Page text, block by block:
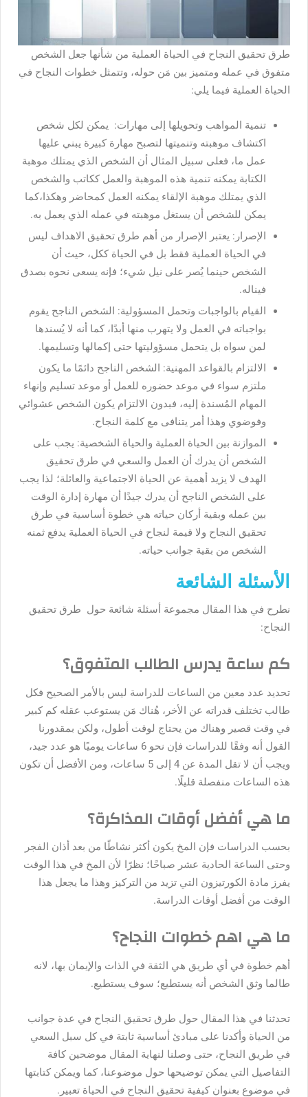
طرق تحقيق النجاح في الحياة العملية من شأنها جعل الشخص
متفوق في عمله ومتميز بين مَن حوله، وتتمثل خطوات النجاح في
الحياة العملية فيما يلي:
تنمية المواهب وتحويلها إلى مهارات: يمكن لكل شخص
اكتشاف موهبته وتنميتها لتصبح مهارة كبيرة يبني عليها
عمل ما، فعلى سبيل المثال أن الشخص الذي يمتلك موهبة
الكتابة يمكنه تنمية هذه الموهبة والعمل ككاتب والشخص
الذي يمتلك موهبة الإلقاء يمكنه العمل كمحاضر وهكذا،كما
يمكن للشخص أن يستغل موهبته في عمله الذي يعمل به.
الإصرار: يعتبر الإصرار من أهم طرق تحقيق الاهداف ليس
في الحياة العملية فقط بل في الحياة ككل، حيث أن
الشخص حينما يُصر على نيل شيء؛ فإنه يسعى نحوه بصدق
فيناله.
القيام بالواجبات وتحمل المسؤولية: الشخص الناجح يقوم
بواجباته في العمل ولا يتهرب منها أبدًا، كما أنه لا يُسندها
لمن سواه بل يتحمل مسؤوليتها حتى إكمالها وتسليمها.
الالتزام بالقواعد المهنية: الشخص الناجح دائمًا ما يكون
ملتزم سواء في موعد حضوره للعمل أو موعد تسليم وإنهاء
المهام المُسندة إليه، فبدون الالتزام يكون الشخص عشوائي
وفوضوي وهذا أمر يتنافى مع كلمة النجاح.
الموازنة بين الحياة العملية والحياة الشخصية: يجب على
الشخص أن يدرك أن العمل والسعي في طرق تحقيق
الهدف لا يزيد أهمية عن الحياة الاجتماعية والعائلة؛ لذا يجب
على الشخص الناجح أن يدرك جيدًا أن مهارة إدارة الوقت
بين عمله وبقية أركان حياته هي خطوة أساسية في طرق
تحقيق النجاح ولا قيمة لنجاح في الحياة العملية يدفع ثمنه
الشخص من بقية جوانب حياته.
الأسئلة الشائعة
نطرح في هذا المقال مجموعة أسئلة شائعة حول طرق تحقيق
النجاح:
كم ساعة يدرس الطالب المتفوق؟
تحديد عدد معين من الساعات للدراسة ليس بالأمر الصحيح فكل
طالب تختلف قدراته عن الأخر، هُناك مَن يستوعب عقله كم كبير
في وقت قصير وهناك من يحتاج لوقت أطول، ولكن بمقدورنا
القول أنه وفقًا للدراسات فإن نحو 6 ساعات يوميًا هو عدد جيد،
ويجب أن لا تقل المدة عن 4 إلى 5 ساعات، ومن الأفضل أن تكون
هذه الساعات منفصلة قليلًا.
ما هي أفضل أوقات المذاكرة؟
بحسب الدراسات فإن المخ يكون أكثر نشاطًا من بعد أذان الفجر
وحتى الساعة الحادية عشر صباحًا؛ نظرًا لأن المخ في هذا الوقت
يفرز مادة الكورتيزون التي تزيد من التركيز وهذا ما يجعل هذا
الوقت من أفضل أوقات الدراسة.
ما هي اهم خطوات النجاح؟
أهم خطوة في أي طريق هي الثقة في الذات والإيمان بها، لانه
طالما وثق الشخص أنه يستطيع؛ سوف يستطيع.
تحدثنا في هذا المقال حول طرق تحقيق النجاح في عدة جوانب
من الحياة وأكدنا على مبادئ أساسية ثابتة في كل سبل السعي
في طريق النجاح، حتى وصلنا لنهاية المقال موضحين كافة
التفاصيل التي يمكن توضيحها حول موضوعنا، كما ويمكن كتابتها
في موضوع بعنوان كيفية تحقيق النجاح في الحياة تعبير.